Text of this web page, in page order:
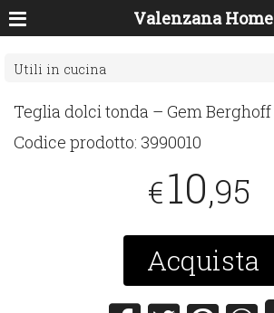
Valenzana Home
Utili in cucina
Teglia dolci tonda – Gem Berghoff
Codice prodotto: 3990010
€10,95
Acquista